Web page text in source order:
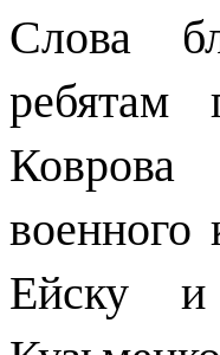
Слова
ребятам
военного
Ейску и